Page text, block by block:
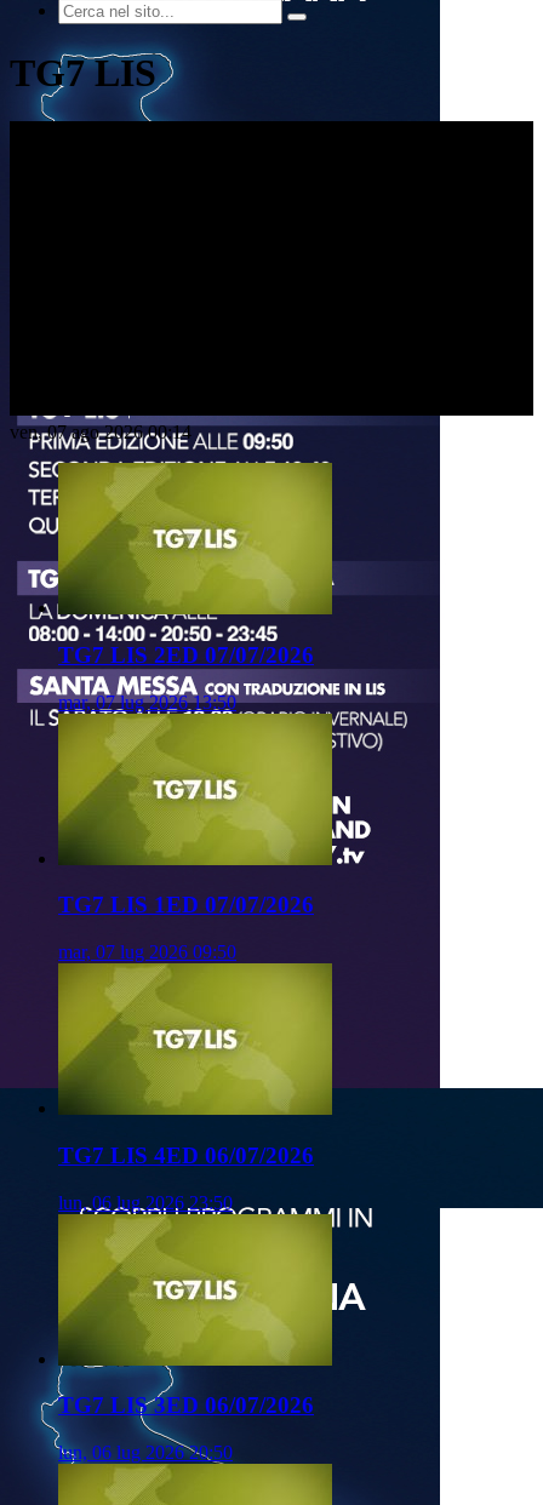
TG7 LIS
ven, 07 ago 2026 00:14
TG7 LIS 2ED 07/07/2026
mar, 07 lug 2026 13:50
TG7 LIS 1ED 07/07/2026
mar, 07 lug 2026 09:50
TG7 LIS 4ED 06/07/2026
lun, 06 lug 2026 23:50
TG7 LIS 3ED 06/07/2026
lun, 06 lug 2026 20:50